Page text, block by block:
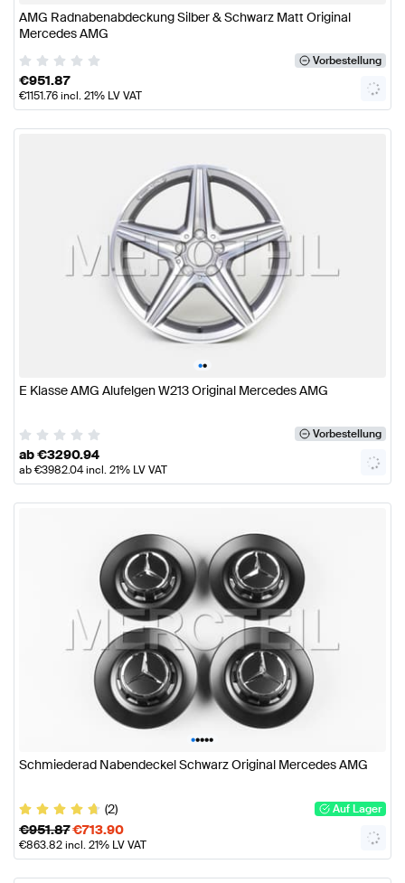
AMG Radnabenabdeckung Silber & Schwarz Matt Original
Mercedes AMG
Vorbestellung
€951.87
€1151.76incl. 21% LV VAT
••
E Klasse AMG Alufelgen W213 Original Mercedes AMG
Vorbestellung
ab€3290.94
ab€3982.04incl. 21% LV VAT
•••••
Schmiederad Nabendeckel Schwarz Original Mercedes AMG
(2) Auf Lager
€951.87€713.90
€863.82incl. 21% LV VAT